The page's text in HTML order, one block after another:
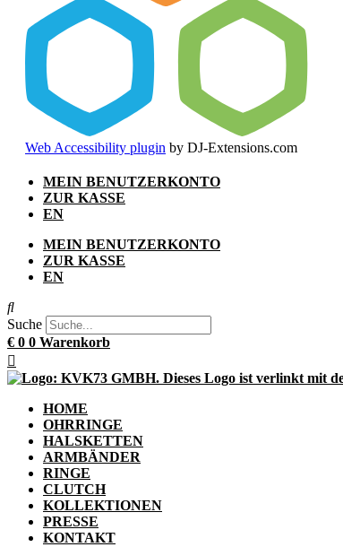
Web Accessibility plugin by DJ-Extensions.com
Zum
Inhalt
springen
MEIN BENUTZERKONTO
ZUR KASSE
EN
MEIN BENUTZERKONTO
ZUR KASSE
EN
Suche
€ 0 0 Warenkorb
HOME
OHRRINGE
HALSKETTEN
ARMBÄNDER
RINGE
CLUTCH
KOLLEKTIONEN
PRESSE
KONTAKT